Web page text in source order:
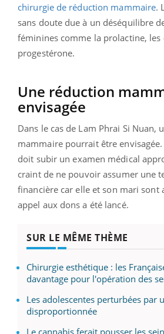
chirurgie de réduction mammaire.
sans doute due à un déséquilibre
féminines comme la prolactine, les
progestérone.
Une réduction
envisagée
Dans le cas de Lam Phrai Si Nuan,
mammaire pourrait être
doit subir un examen médical
craint de ne pouvoir assumer une
financière car elle et son mari sont
appel aux dons a été lancé.
SUR LE MÊME THÈME
Chirurgie esthétique : les
davantage pour l'opération des
Les adolescentes perturbées par
disproportionnée
Le cannabis ferait pousser les